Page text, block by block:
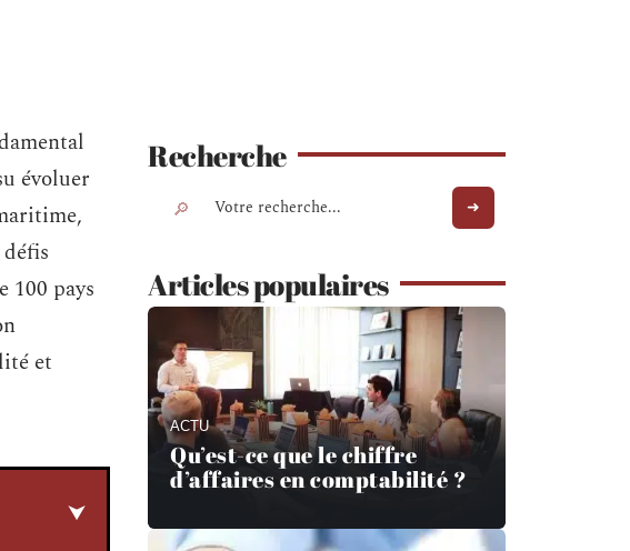
évoluer
100 pays
et
Recherche
Articles populaires
ACTU
Qu’est-ce que le chiffre
d’affaires en comptabilité ?